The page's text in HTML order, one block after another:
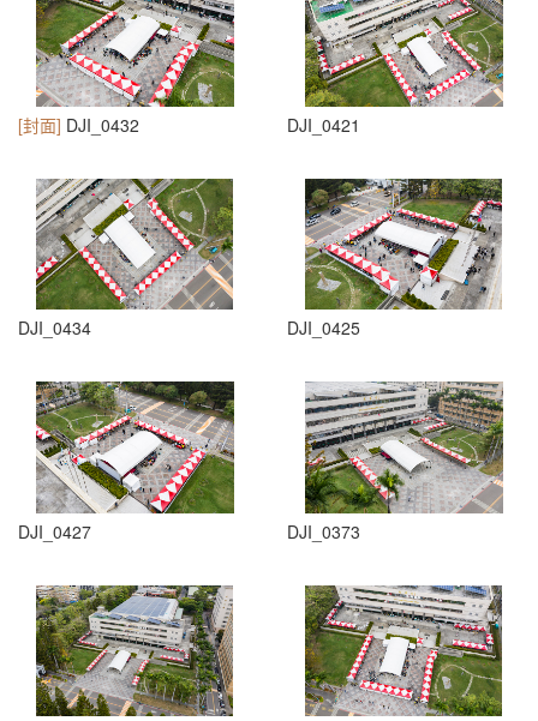
[封面] DJI_0432 DJI_0421
DJI_0434 DJI_0425
DJI_0427 DJI_0373